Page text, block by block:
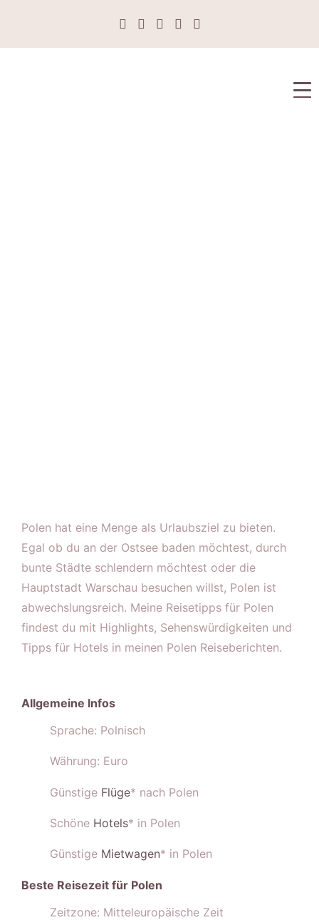
Polen hat eine Menge als Urlaubsziel zu bieten.
Egal ob du an der Ostsee baden möchtest, durch
bunte Städte schlendern möchtest oder die
Hauptstadt Warschau besuchen willst, Polen ist
abwechslungsreich. Meine Reisetipps für Polen
findest du mit Highlights, Sehenswürdigkeiten und
Tipps für Hotels in meinen Polen Reiseberichten.
Allgemeine Infos
Sprache: Polnisch
Währung: Euro
Günstige Flüge* nach Polen
Schöne Hotels* in Polen
Günstige Mietwagen* in Polen
Beste Reisezeit für Polen
Zeitzone: Mitteleuropäische Zeit